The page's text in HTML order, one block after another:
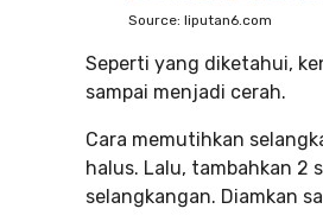
Source: liputan6.com
Seperti yang diketahui,
sampai menjadi cerah.
Cara memutihkan
halus. Lalu, tambahkan 2
selangkangan. Diamkan